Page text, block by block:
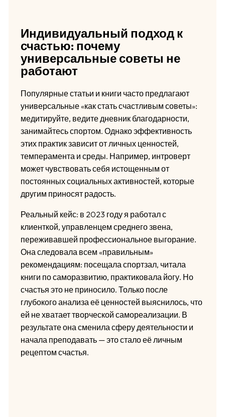
Индивидуальный подход к
счастью: почему
универсальные советы не
работают
Популярные статьи и книги часто предлагают
универсальные «как стать счастливым советы»:
медитируйте, ведите дневник благодарности,
занимайтесь спортом. Однако эффективность
этих практик зависит от личных ценностей,
темперамента и среды. Например, интроверт
может чувствовать себя истощенным от
постоянных социальных активностей, которые
другим приносят радость.
Реальный кейс: в 2023 году я работал с
клиенткой, управленцем среднего звена,
переживавшей профессиональное выгорание.
Она следовала всем «правильным»
рекомендациям: посещала спортзал, читала
книги по саморазвитию, практиковала йогу. Но
счастья это не приносило. Только после
глубокого анализа её ценностей выяснилось, что
ей не хватает творческой самореализации. В
результате она сменила сферу деятельности и
начала преподавать — это стало её личным
рецептом счастья.